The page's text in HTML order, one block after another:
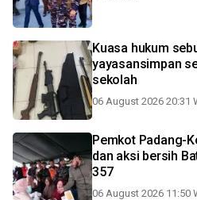
Kuasa hukum
yayasansimpan
sekolah
06 August 2026 20:31
Pemkot Padang-
dan aksi bersih
357
06 August 2026 11:50